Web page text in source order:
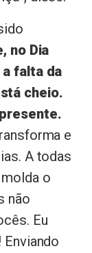
no Dia
falta da
cheio.
e
A todas
o
não
Eu